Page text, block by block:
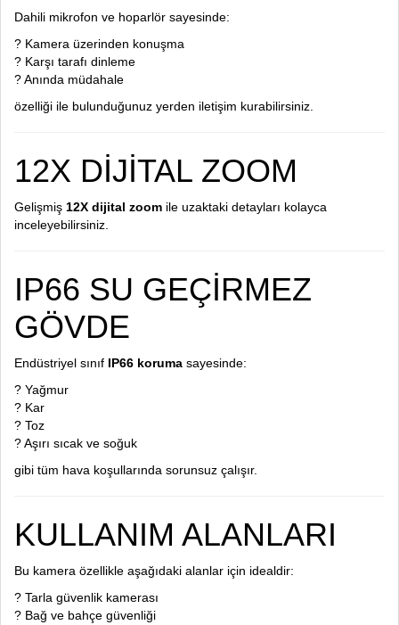
Dahili mikrofon ve hoparlör sayesinde:
? Kamera üzerinden konuşma
? Karşı tarafı dinleme
? Anında müdahale
özelliği ile bulunduğunuz yerden iletişim kurabilirsiniz.
12X DİJİTAL ZOOM
Gelişmiş 12X dijital zoom ile uzaktaki detayları kolayca
inceleyebilirsiniz.
IP66 SU GEÇİRMEZ
GÖVDE
Endüstriyel sınıf IP66 koruma sayesinde:
? Yağmur
? Kar
? Toz
? Aşırı sıcak ve soğuk
gibi tüm hava koşullarında sorunsuz çalışır.
KULLANIM ALANLARI
Bu kamera özellikle aşağıdaki alanlar için idealdir:
? Tarla güvenlik kamerası
? Bağ ve bahçe güvenliği